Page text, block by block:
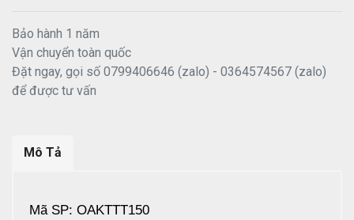
Bảo hành 1 năm
Vận chuyển toàn quốc
Đặt ngay, gọi số 0799406646 (zalo) - 0364574567 (zalo)
để được tư vấn
Mô Tả
Mã SP: OAKTTT150